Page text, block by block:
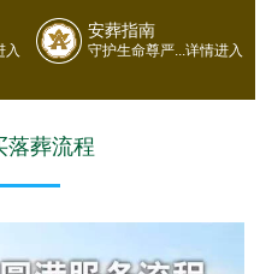
入
安葬指南
守护生命尊严...详情进入
落葬流程